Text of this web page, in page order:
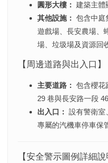
圓形大樓： 建築主體
其他設施： 包含中庭
遊戲場、長安農場、
場、垃圾場及資源回
【周邊道路與出入口】
主要道路： 包含櫻花
29 巷與長安路一段 46
出入口： 設有警衛室
專屬的汽機車停車保
【安全警示圖例詳細說